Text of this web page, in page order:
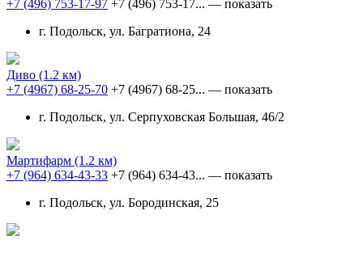
+7 (496) 753-17-97 +7 (496) 753-17... — показать
г. Подольск, ул. Багратиона, 24
Диво (1.2 км)
+7 (4967) 68-25-70 +7 (4967) 68-25... — показать
г. Подольск, ул. Серпуховская Большая, 46/2
Мартифарм (1.2 км)
+7 (964) 634-43-33 +7 (964) 634-43... — показать
г. Подольск, ул. Бородинская, 25